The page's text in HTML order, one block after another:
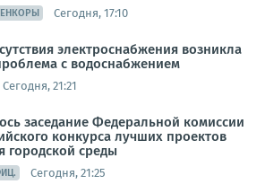
Сегодня, 17:10
электроснабжения возникла
с водоснабжением
Сегодня, 21:21
заседание Федеральной комиссии
конкурса лучших проектов
городской среды
Сегодня, 21:25